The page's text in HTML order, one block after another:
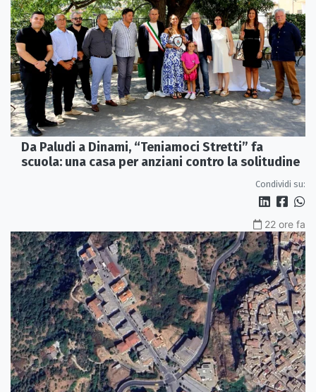
Da Paludi a Dinami, “Teniamoci Stretti” fa
scuola: una casa per anziani contro la solitudine
Condividi su:
22 ore fa